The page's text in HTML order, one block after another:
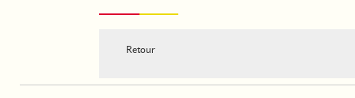
Retour